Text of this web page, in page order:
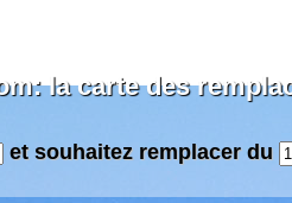
la carte des
et souhaitez remplacer du